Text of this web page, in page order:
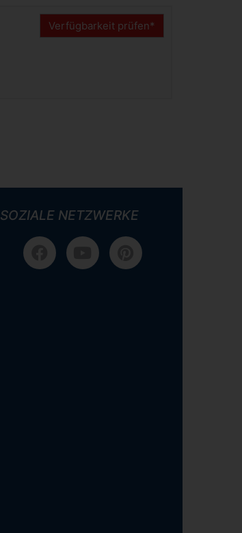
Verfügbarkeit prüfen*
SOZIALE NETZWERKE